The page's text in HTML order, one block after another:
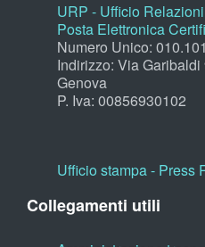
URP - Ufficio
Posta Elettronica
Numero Unico:
Indirizzo: Via
Genova
P. Iva: 00856930102
Ufficio stampa - Press
Collegamenti utili